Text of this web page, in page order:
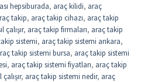
hepsiburada, araç kilidi, araç
takip, araç takip cihazı, araç takip
çalışır, araç takip firmaları, araç takip
sistemi, araç takip sistemi ankara,
takip sistemi bursa, araç takip sistemi
, araç takip sistemi fiyatları, araç takip
, araç takip sistemi nedir, araç